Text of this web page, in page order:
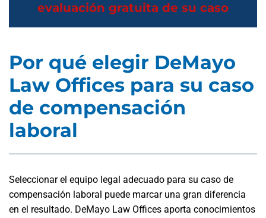
evaluación gratuita de su caso
Por qué elegir DeMayo
Law Offices para su caso
de compensación
laboral
Seleccionar el equipo legal adecuado para su caso de
compensación laboral puede marcar una gran diferencia
en el resultado. DeMayo Law Offices aporta conocimientos